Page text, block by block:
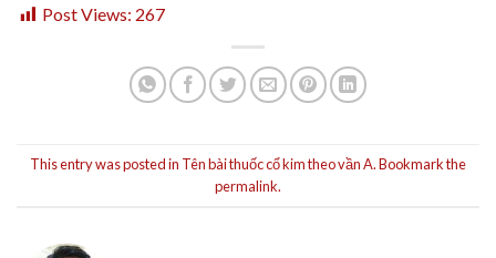
Post Views: 267
This entry was posted in Tên bài thuốc cổ kim theo vần A. Bookmark the
permalink.